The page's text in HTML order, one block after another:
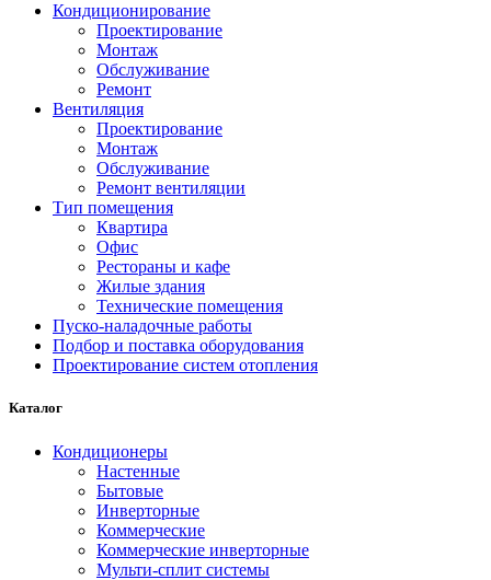
Кондиционирование
Проектирование
Монтаж
Обслуживание
Ремонт
Вентиляция
Проектирование
Монтаж
Обслуживание
Ремонт вентиляции
Тип помещения
Квартира
Офис
Рестораны и кафе
Жилые здания
Технические помещения
Пуско-наладочные работы
Подбор и поставка оборудования
Проектирование систем отопления
Каталог
Кондиционеры
Настенные
Бытовые
Инверторные
Коммерческие
Коммерческие инверторные
Мульти-сплит системы